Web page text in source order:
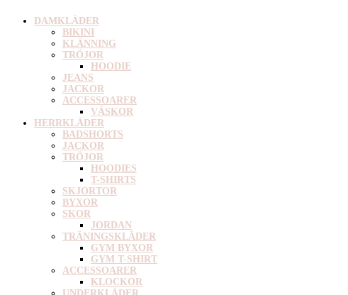
DAMKLÄDER
BIKINI
KLÄNNING
TRÖJOR
HOODIE
JEANS
JACKOR
ACCESSOARER
VÄSKOR
HERRKLÄDER
BADSHORTS
JACKOR
TRÖJOR
HOODIES
T-SHIRTS
SKJORTOR
BYXOR
SKOR
JORDAN
TRÄNINGSKLÄDER
GYM BYXOR
GYM T-SHIRT
ACCESSOARER
KLOCKOR